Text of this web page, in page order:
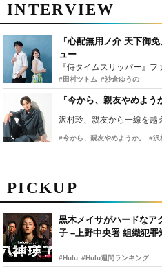
PICKUP
黒木メイサがハードなア
子 –上野中央署 組織犯罪
#Hulu #Hulu週間ランキング
INTERVIEW
『心配無用ノ介 天下御
ュー
#田村ツトム #沙倉ゆうの
『今から、親友やめよ
沢村玲、親友から一線を
#今から、親友やめようか。 #沢